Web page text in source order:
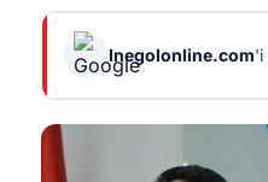
Inegolonline.com'i